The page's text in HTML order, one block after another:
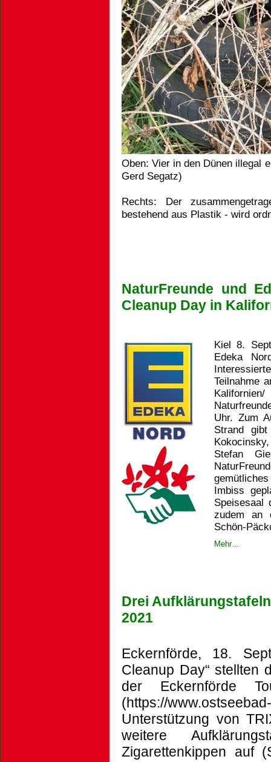
Oben: Vier in den Dünen illegal
Gerd Segatz)
Rechts: Der
bestehend aus Plastik - wird
NaturFreunde und
Cleanup Day in
Kiel 8.
Edeka
Teilnahme
Uhr. Zum
Strand
Stefan
Imbiss
Speisesaal
zudem an
Schön-
Mehr…
Drei
2021
Eckernförde, 18.
Cleanup Day“ stellten
der Eckernförde
(https://
Unterstützung von
weitere
Zigarettenkippen auf